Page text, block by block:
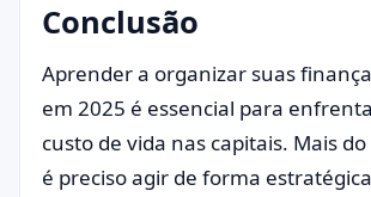
Conclusão
Aprender a organizar suas
em 2025 é essencial para
custo de vida nas capitais. Mais
é preciso agir de forma